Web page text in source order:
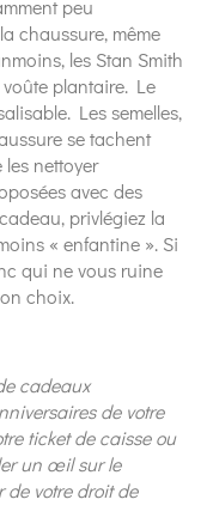
peu
chaussure, même
les Stan Smith
voûte plantaire. Le
Les semelles,
se tachent
nettoyer
avec des
privlégiez la
« enfantine ». Si
qui ne vous ruine
choix.
cadeaux
de votre
ticket de caisse ou
un œil sur le
de votre droit de